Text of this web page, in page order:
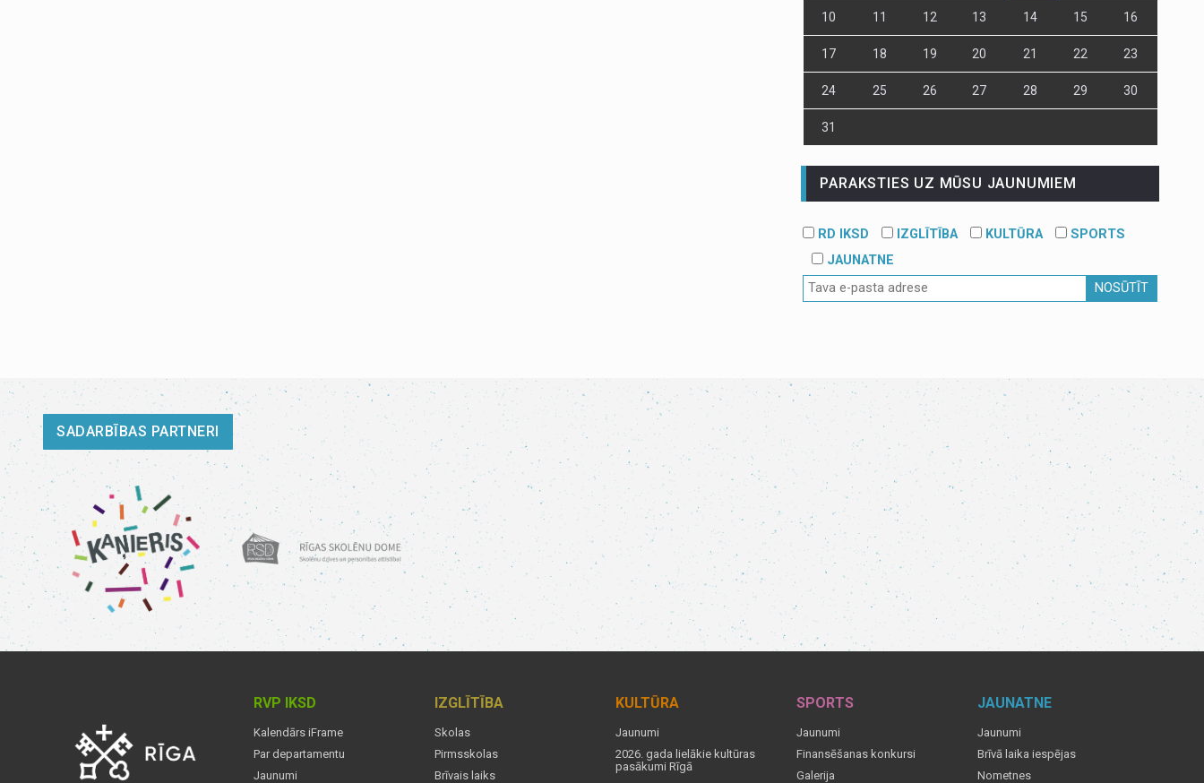
10 11 12 13 14 15 16
17 18 19 20 21 22 23
24 25 26 27 28 29 30
31
PARAKSTIES UZ MŪSU JAUNUMIEM
RD IKSD IZGLĪTĪBA KULTŪRA
SPORTS
JAUNATNE
NOSŪTĪT
SADARBĪBAS PARTNERI
RVP IKSD
Kalendārs iFrame
Par departamentu
Jaunumi
IZGLĪTĪBA
Skolas
Pirmsskolas
Brīvais laiks
KULTŪRA
Jaunumi
2026. gada lielākie kultūras
pasākumi Rīgā
SPORTS
Jaunumi
Finansēšanas konkursi
Galerija
JAUNATNE
Jaunumi
Brīvā laika iespējas
Nometnes